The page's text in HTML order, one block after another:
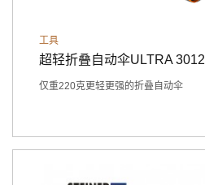
工具
超轻折叠自动伞ULTRA 3012
仅重220克更轻更强的折叠自动伞